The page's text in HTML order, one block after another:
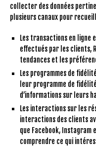
collecter des données
plusieurs canaux pour
Les transactions en ligne
effectués par les clients,
tendances et les
Les programmes de
leur programme de
d’informations sur leurs
Les interactions sur les
interactions des clients
que Facebook, Instagram
comprendre ce qui